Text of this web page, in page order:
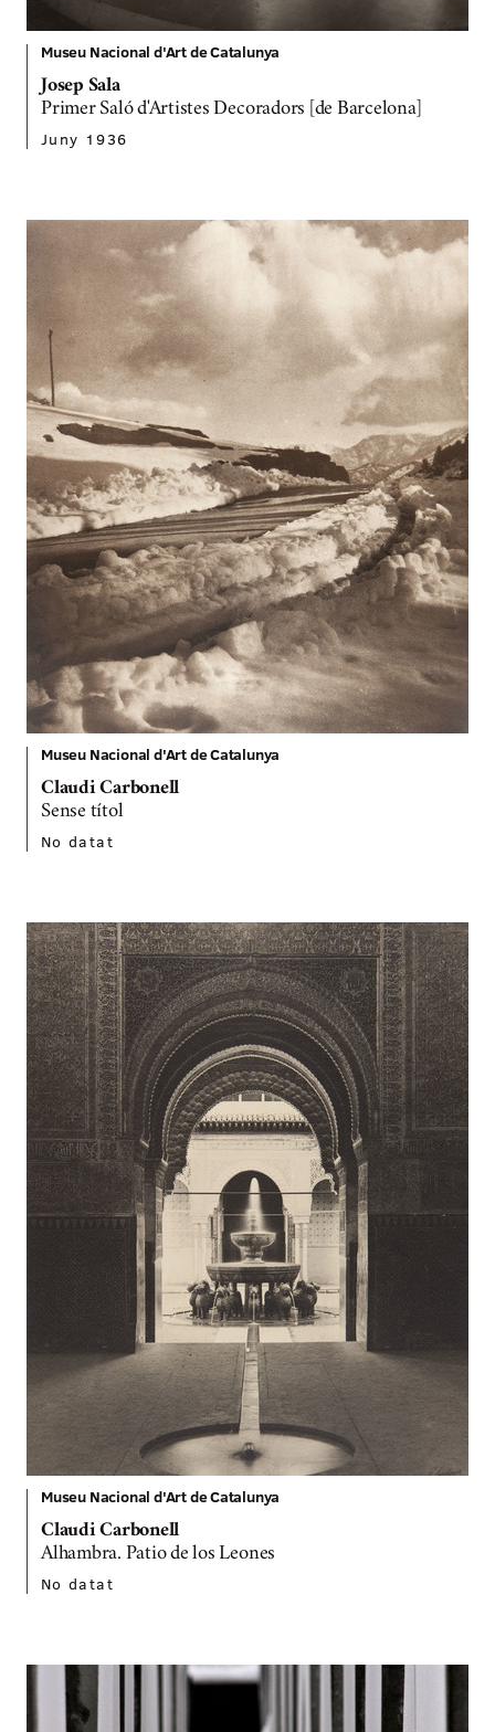
Museu Nacional d'Art de Catalunya
Josep Sala
Primer Saló d'Artistes Decoradors [de Barcelona]
Juny 1936
Museu Nacional d'Art de Catalunya
Claudi Carbonell
Sense títol
No datat
Museu Nacional d'Art de Catalunya
Claudi Carbonell
Alhambra. Patio de los Leones
No datat